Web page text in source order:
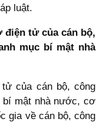
luật.
điện tử của cán bộ,
mục bí mật nhà
của cán bộ, công
bí mật nhà nước, cơ
gia về cán bộ, công